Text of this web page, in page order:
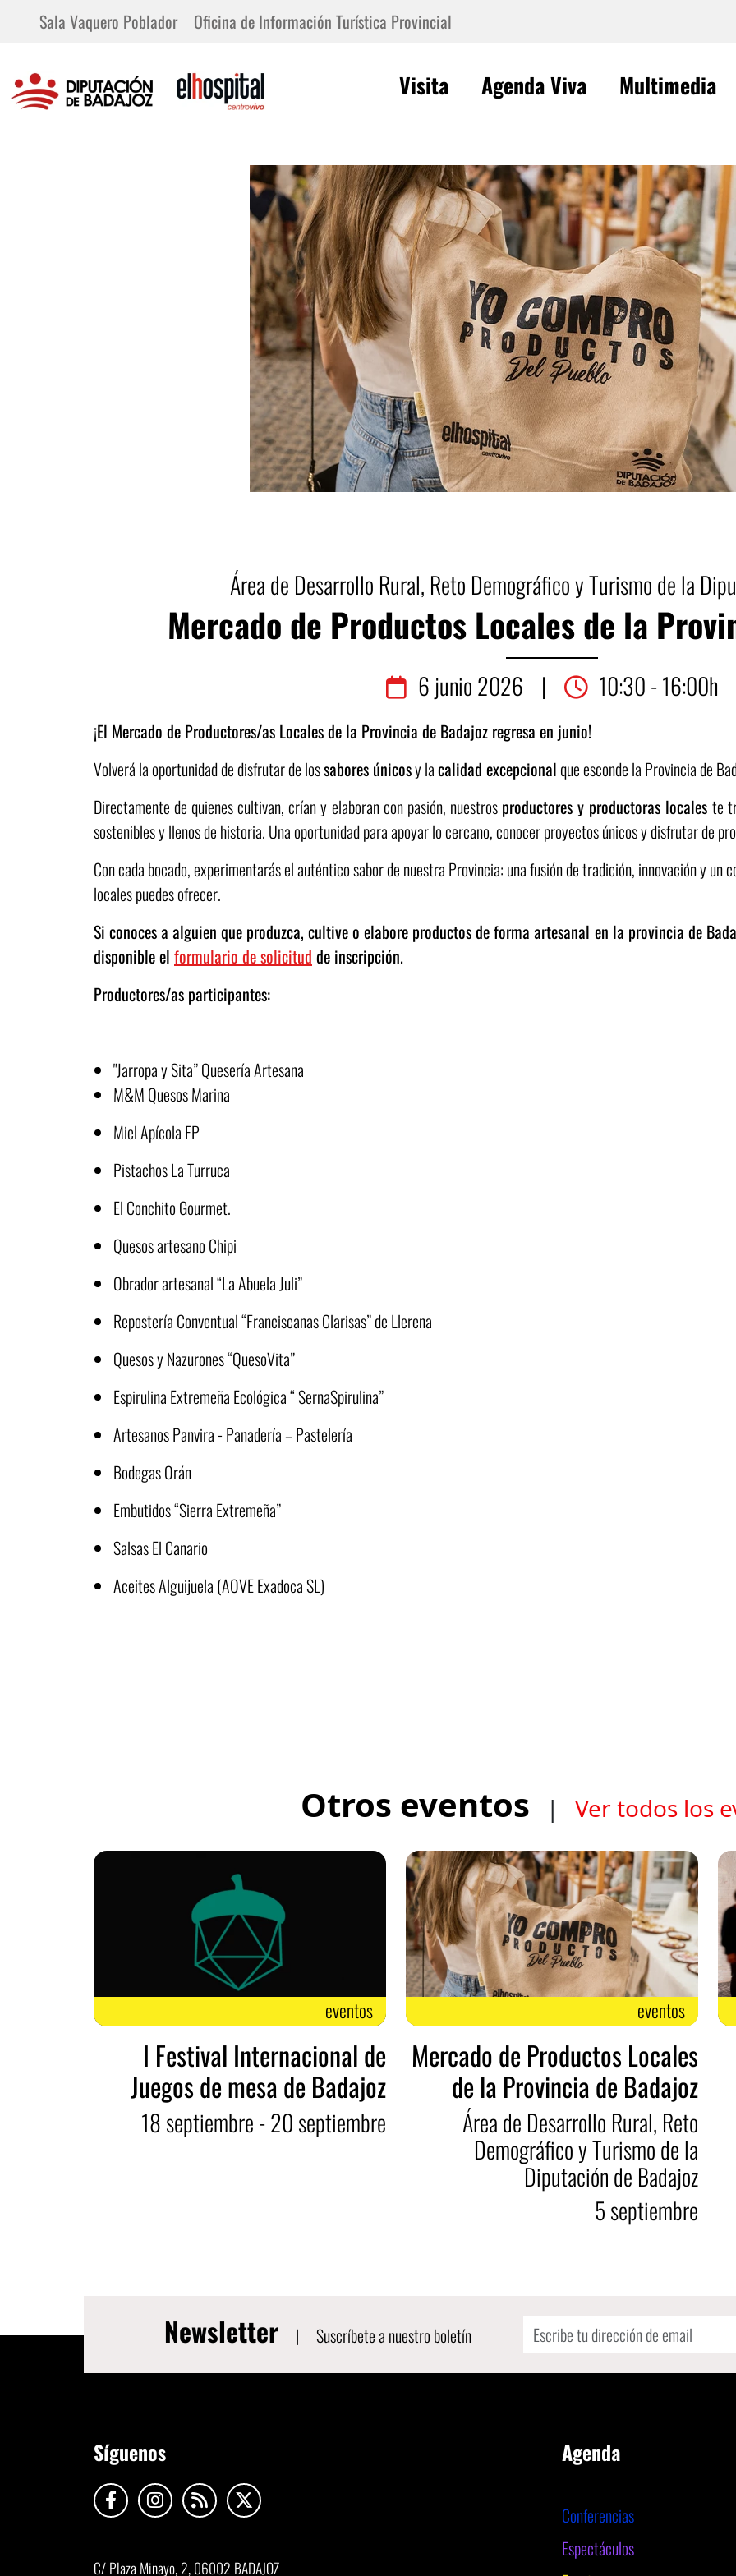
Sala Vaquero Poblador Oficina de Información Turística Provincial
Visita Agenda Viva Multimedia
Área de Desarrollo Rural, Reto Demográfico y Turismo de la
Mercado de Productos Locales de la
6 junio2026 | 10:30 - 16:00h
¡El Mercado de Productores/as Locales de la Provincia de Badajoz regresa en junio!
Volverá la oportunidad de disfrutar de lossabores únicosy lacalidad excepcional que esconde la Provincia de
Directamente de quienes cultivan, crían y elaboran con pasión, nuestros productores y productoras localeste
sostenibles y llenos de historia. Una oportunidad para apoyar lo cercano, conocer proyectos únicos y disfrutar de
Con cada bocado, experimentarás el auténtico sabor de nuestra Provincia: una fusión de tradición, innovación y un
locales puedes ofrecer.
Si conoces a alguien que produzca, cultive o elabore productos de forma artesanal en la provincia de
disponible el formulario de solicitud de inscripción.
Productores/as participantes:
"Jarropa y Sita” Quesería Artesana
M&M Quesos Marina
Miel Apícola FP
Pistachos La Turruca
El Conchito Gourmet.
Quesos artesano Chipi
Obrador artesanal “La Abuela Juli”
Repostería Conventual “Franciscanas Clarisas” de Llerena
Quesos y Nazurones “QuesoVita”
Espirulina Extremeña Ecológica “ SernaSpirulina”
Artesanos Panvira - Panadería – Pastelería
Bodegas Orán
Embutidos “Sierra Extremeña”
Salsas El Canario
Aceites Alguijuela (AOVE Exadoca SL)
Otros eventos | Ver todos los
eventos
I Festival Internacional de
Juegos de mesa de Badajoz
18septiembre- 20septiembre
eventos
Mercado de Productos Locales
de la Provincia de Badajoz
Área de Desarrollo Rural, Reto
Demográfico y Turismo de la
Diputación de Badajoz
5septiembre
Newsletter | Suscríbete a nuestro boletín
Síguenos
C/ Plaza Minayo, 2, 06002 BADAJOZ
Agenda
Conferencias
Espectáculos